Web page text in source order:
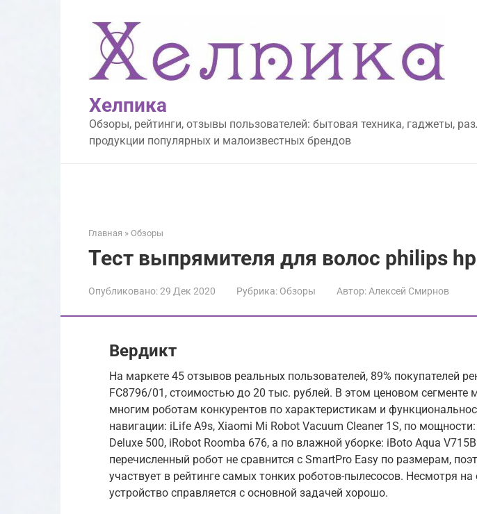
Хелпика
Обзоры, рейтинги, отзывы пользователей: бытовая техника, гаджеты,
продукции популярных и малоизвестных брендов
Главная » Обзоры
Тест выпрямителя для волос philips
Опубликовано:29 Дек 2020 Рубрика: Обзоры Автор: Алексей Смирнов
Вердикт
На маркете 45 отзывов реальных пользователей, 89% покупателей
FC8796/01, стоимостью до 20 тыс. рублей. В этом ценовом сегменте
многим роботам конкурентов по характеристикам и
навигации: iLife A9s, Xiaomi Mi Robot Vacuum Cleaner 1S, по
Deluxe 500, iRobot Roomba 676, а по влажной уборке: iBoto Aqua
перечисленный робот не сравнится с SmartPro Easy по размерам,
участвует в рейтинге самых тонких роботов-пылесосов. Несмотря на
устройство справляется с основной задачей хорошо.